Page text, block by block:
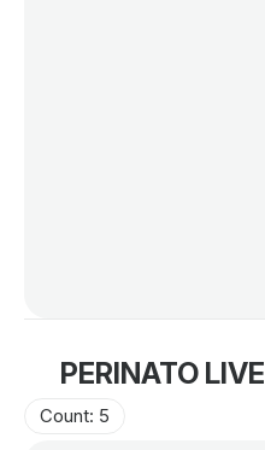
PERINATO LIVE
Count: 5